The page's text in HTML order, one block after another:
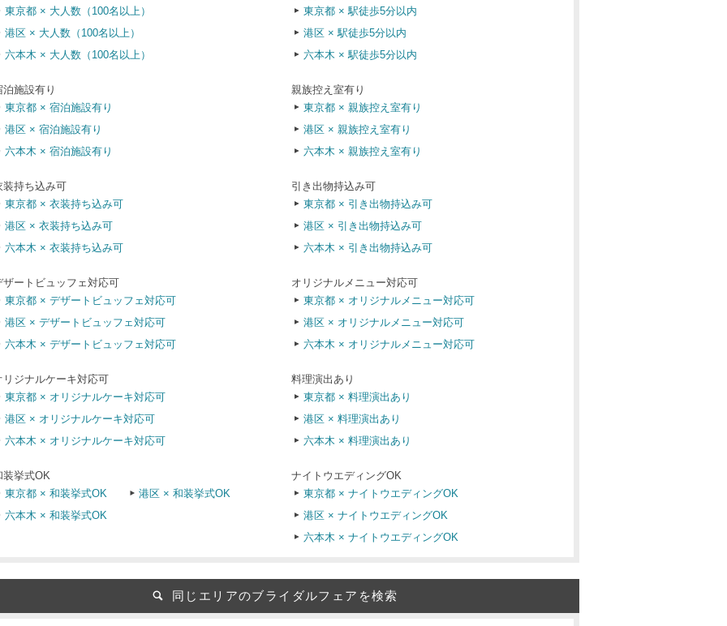
東京都 × 大人数（100名以上）
港区 × 大人数（100名以上）
六本木 × 大人数（100名以上）
東京都 × 駅徒歩5分以内
港区 × 駅徒歩5分以内
六本木 × 駅徒歩5分以内
泊施設有り
東京都 × 宿泊施設有り
港区 × 宿泊施設有り
六本木 × 宿泊施設有り
親族控え室有り
東京都 × 親族控え室有り
港区 × 親族控え室有り
六本木 × 親族控え室有り
装持ち込み可
東京都 × 衣装持ち込み可
港区 × 衣装持ち込み可
六本木 × 衣装持ち込み可
引き出物持込み可
東京都 × 引き出物持込み可
港区 × 引き出物持込み可
六本木 × 引き出物持込み可
ザートビュッフェ対応可
東京都 × デザートビュッフェ対応可
港区 × デザートビュッフェ対応可
六本木 × デザートビュッフェ対応可
オリジナルメニュー対応可
東京都 × オリジナルメニュー対応可
港区 × オリジナルメニュー対応可
六本木 × オリジナルメニュー対応可
リジナルケーキ対応可
東京都 × オリジナルケーキ対応可
港区 × オリジナルケーキ対応可
六本木 × オリジナルケーキ対応可
料理演出あり
東京都 × 料理演出あり
港区 × 料理演出あり
六本木 × 料理演出あり
装挙式OK
東京都 × 和装挙式OK
港区 × 和装挙式OK
六本木 × 和装挙式OK
ナイトウエディングOK
東京都 × ナイトウエディングOK
港区 × ナイトウエディングOK
六本木 × ナイトウエディングOK
同じエリアのブライダルフェアを検索